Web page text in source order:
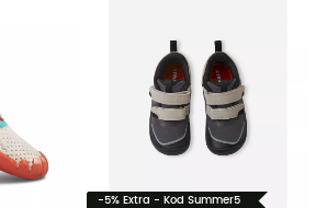
-5% Extra - Kod Summer5